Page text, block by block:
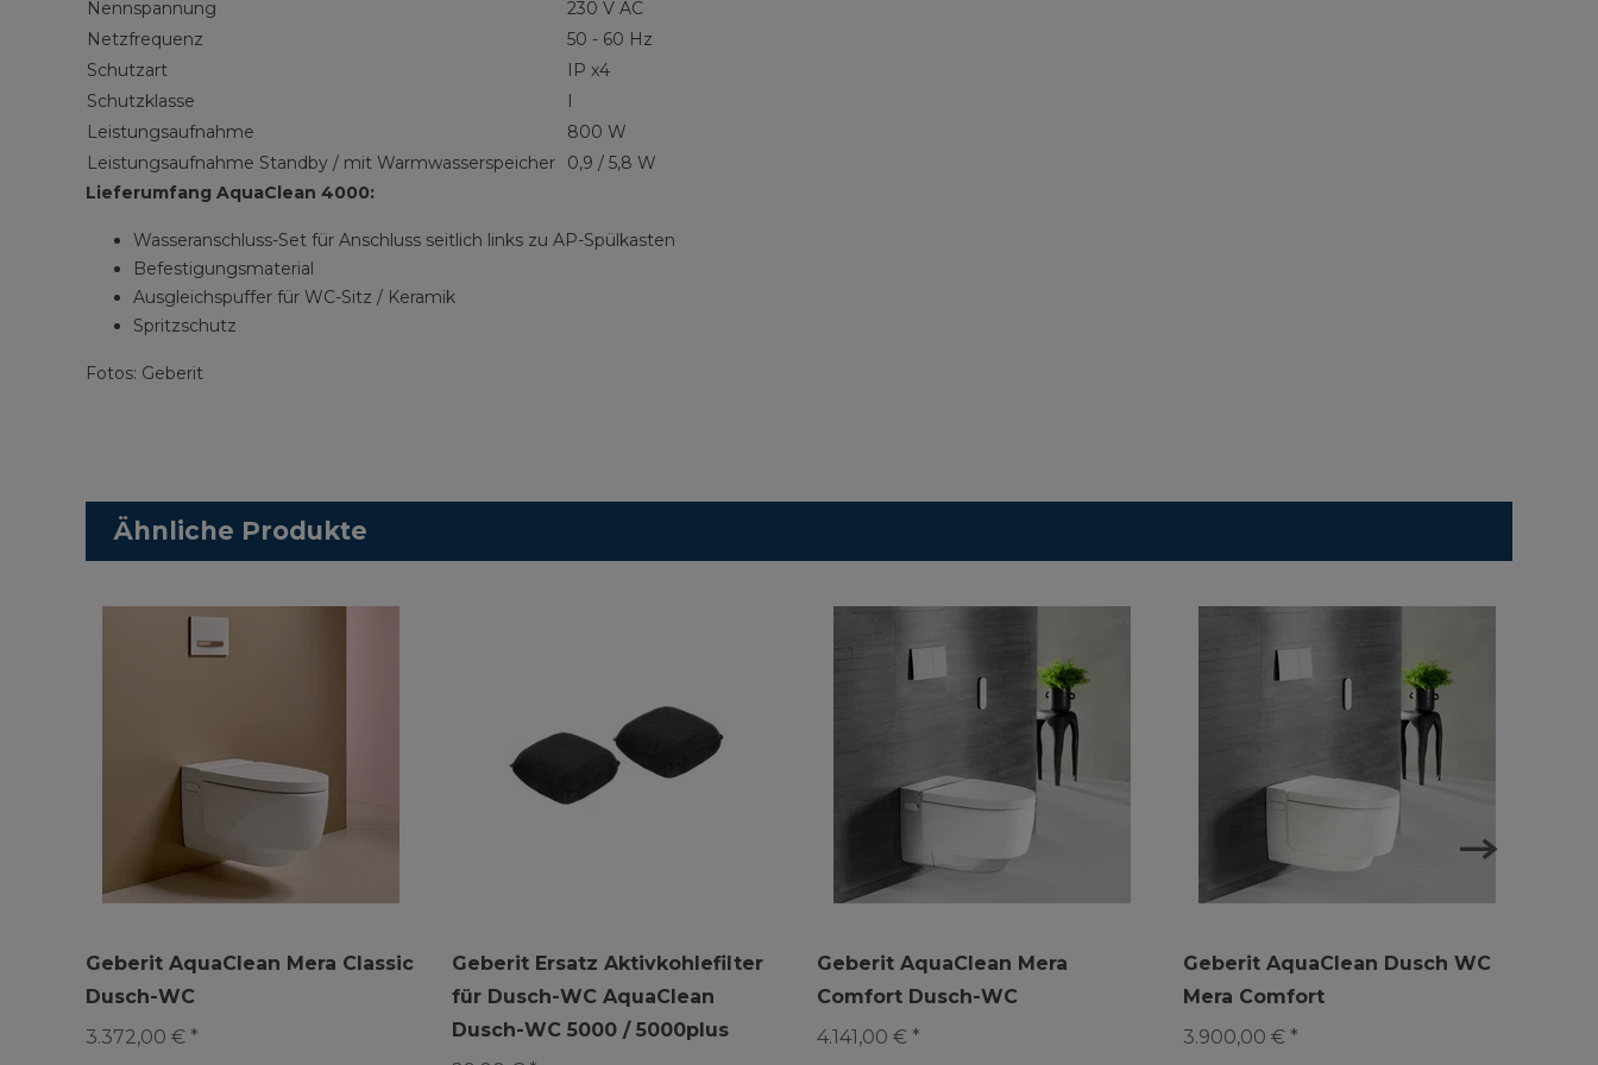
Nennspannung
230 V AC
Netzfrequenz
50 - 60 Hz
Schutzart
IP x4
Schutzklasse
I
Leistungsaufnahme
800 W
Leistungsaufnahme Standby / mit Warmwasserspeicher
0,9 / 5,8 W
Lieferumfang AquaClean 4000:
Wasseranschluss-Set für Anschluss seitlich links zu AP-Spülkasten
Befestigungsmaterial
Ausgleichspuffer für WC-Sitz / Keramik
Spritzschutz
Fotos: Geberit
Ähnliche Produkte
Geberit AquaClean Mera Classic
Dusch-WC
3.372,00 € *
Geberit Ersatz Aktivkohlefilter
für Dusch-WC AquaClean
Dusch-WC 5000 / 5000plus
Geberit AquaClean Mera
Comfort Dusch-WC
4.141,00 € *
Geberit AquaClean Dusch WC
Mera Comfort
3.900,00 € *